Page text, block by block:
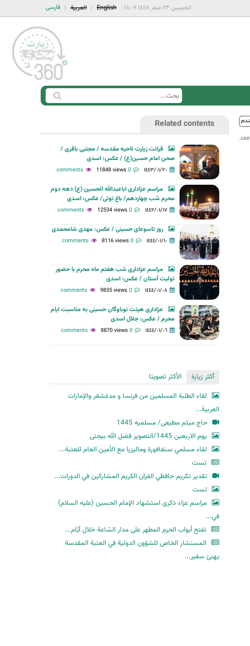
فارسی العربية English الخميس ٢٣ صفر ١٤٤٨ ١٨:٠٩
ا
س
ح
ث
ب
ح
Related contents
قرائت زیارت ناحیه مقدسه / مجتبی باقری /
صحن امام حسین(ع) / عکس: اسدی
١٤٤٣/٠١/٢٠ 0 comments
11848 views
مراسم عزاداری اباعبدالله الحسین (ع) دهه دوم
محرم شب چهاردهم/ باغ توتی/ عکس: اسدی
١٤٤٢/٠١/١٧ 0 comments
12534 views
روز تاسوعای حسینی / عکس: مهدی شامحمدی
١٤٤٤/٠١/١٠ 0 comments
8116 views
مراسم عزاداری شب هفتم ماه محرم با حضور
تولیت آستان / عکس: اسدی
١٤٤٤/٠١/٠٨ 0 comments
9835 views
عزاداری هیئت نوباوگان حسینی به مناسبت ایام
محرم / عکس: جلال اسدی
١٤٤٤/٠١/٠٦ 0 comments
8870 views
أكثر زيارة
الأكثر تصويتا
لقاء الطلبة المسلمين من فرنسا و مدغشقر والإمارات
العربية...
حاج میثم مطیعی/ مسلمیه 1445
یوم الاربعین 1445/التصویر فضل الله بیجنی
لقاء مسلمي سنغافورة وماليزيا مع الأمين العام للعتبة...
تست
تقدير تكريم حافظي القران الكريم المشاركين في الدورات...
تست
مراسم عزاء ذكرى استشهاد الإمام الحسين (عليه السلام)
في...
تفتح أبواب الحرم المطهر على مدار السّاعة خلال أيّام...
المستشار الخاص للشؤون الدولية في العتبة المقدسة
يهنئ سفير...